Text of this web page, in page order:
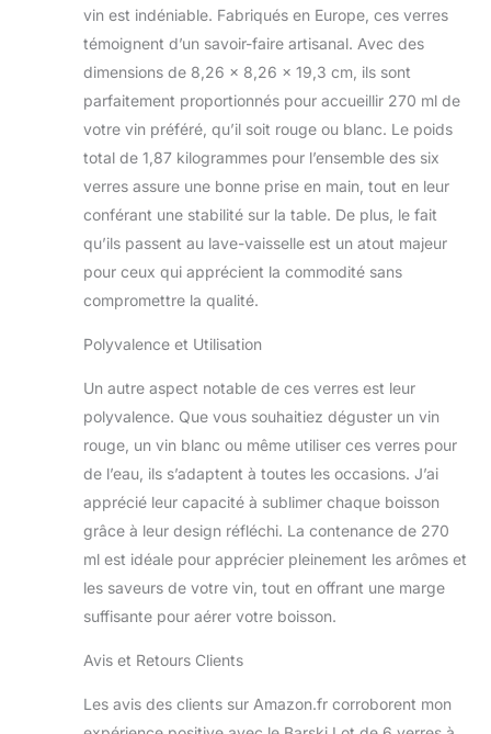
vin est indéniable. Fabriqués en Europe, ces verres
témoignent d’un savoir-faire artisanal. Avec des
dimensions de 8,26 x 8,26 x 19,3 cm, ils sont
parfaitement proportionnés pour accueillir 270 ml de
votre vin préféré, qu’il soit rouge ou blanc. Le poids
total de 1,87 kilogrammes pour l’ensemble des six
verres assure une bonne prise en main, tout en leur
conférant une stabilité sur la table. De plus, le fait
qu’ils passent au lave-vaisselle est un atout majeur
pour ceux qui apprécient la commodité sans
compromettre la qualité.
Polyvalence et Utilisation
Un autre aspect notable de ces verres est leur
polyvalence. Que vous souhaitiez déguster un vin
rouge, un vin blanc ou même utiliser ces verres pour
de l’eau, ils s’adaptent à toutes les occasions. J’ai
apprécié leur capacité à sublimer chaque boisson
grâce à leur design réfléchi. La contenance de 270
ml est idéale pour apprécier pleinement les arômes et
les saveurs de votre vin, tout en offrant une marge
suffisante pour aérer votre boisson.
Avis et Retours Clients
Les avis des clients sur Amazon.fr corroborent mon